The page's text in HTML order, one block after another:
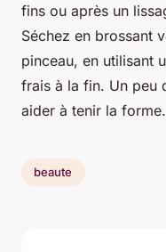
fins ou après un
Séchez en brossant
pinceau, en utilisant
frais à la fin. Un peu
aider à tenir la forme.
beaute